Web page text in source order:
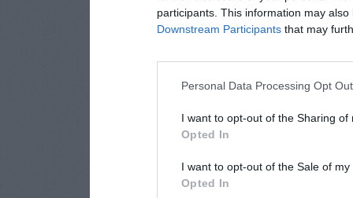
participants. This information may
Downstream Participants that may
Personal Data Processing Opt
I want to opt-out of the Sharing of
Opted In
I want to opt-out of the Sale of
Opted In